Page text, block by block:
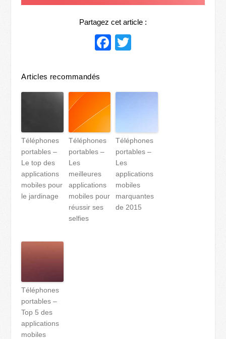
Partagez cet article :
Facebook
Articles recommandés
Téléphones
portables –
Le top des
applications
mobiles pour
le jardinage
Téléphones
portables –
Les
meilleures
applications
mobiles pour
réussir ses
selfies
Téléphones
portables –
Les
applications
mobiles
marquantes
de 2015
Téléphones
portables –
Top 5 des
applications
mobiles